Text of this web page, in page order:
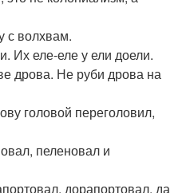
с волхвам.
Их еле-еле у ели доели.
дрова. Не руби дрова на
головой переголовил,
пеленовал и
дорапортовал, да